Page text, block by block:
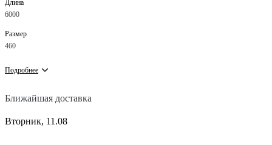
Длина
6000
Размер
460
Подробнее
Ближайшая доставка
Вторник, 11.08